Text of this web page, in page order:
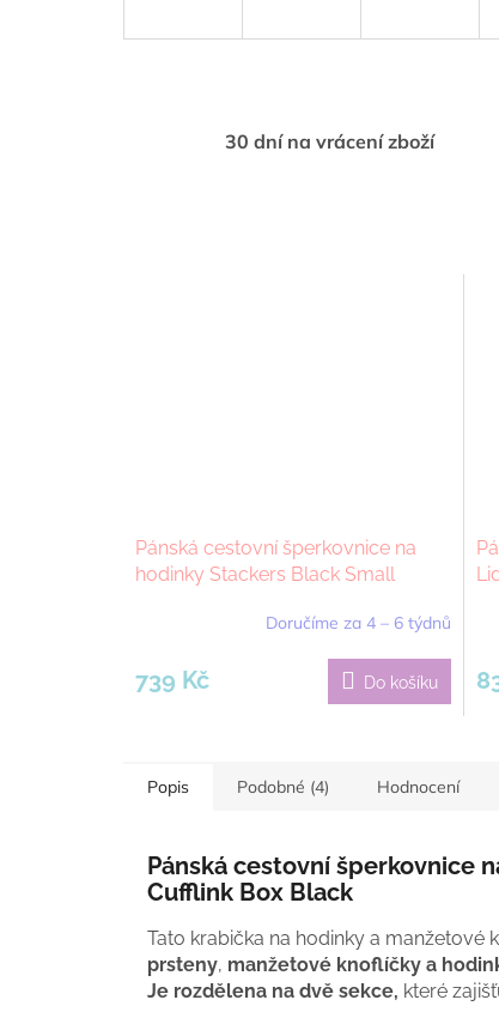
30 dní na vrácení zboží
Pánská cestovní šperkovnice na
hodinky Stackers Black Small
Doručíme za 4 – 6 týdnů
739 Kč Do košíku
Popis Podobné (4) Hodnocení
Pánská cestovní šperkovnice
Cufflink Box Black
Tato krabička na hodinky a manžetové
prsteny, manžetové knoflíčky a
Je rozdělena na dvě sekce, které